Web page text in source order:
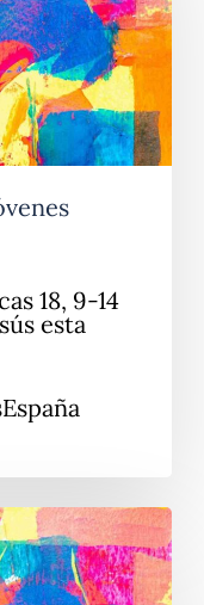
18, 9-14
esta